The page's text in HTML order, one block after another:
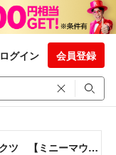
ログイン 会員登録
新発売！スタンダードプロダクツ 【ミニーマウス】保冷 ショッピングバッグ